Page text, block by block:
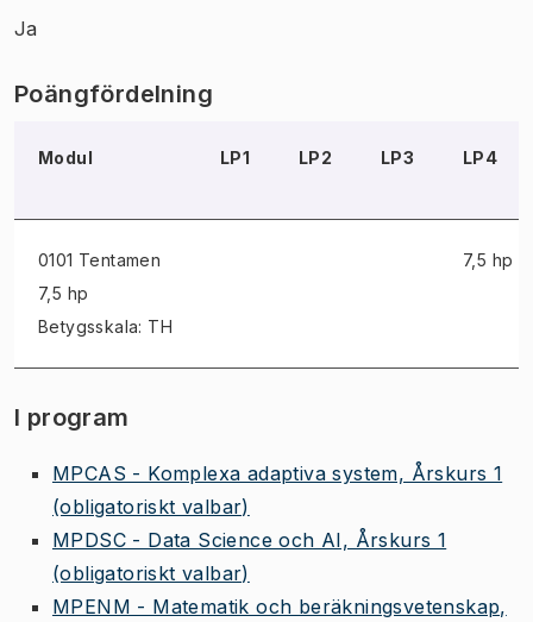
Ja
Poängfördelning
Modul LP1 LP2 LP3 LP4
0101 Tentamen
7,5 hp
Betygsskala: TH
7,5 hp
I program
MPCAS - Komplexa adaptiva system, Årskurs 1
(obligatoriskt valbar)
MPDSC - Data Science och AI, Årskurs 1
(obligatoriskt valbar)
MPENM - Matematik och beräkningsvetenskap,